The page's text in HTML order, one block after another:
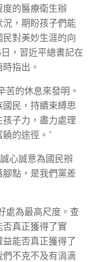
的醫療衛生辦
，期盼孩子們能
對美妙生涯的向
，習近平總書記在
指出。
苦的休息來發明。
民，持續束縛思
子力，盡力處理
的途徑。”
心誠意為國民辦
點，是我們黨差
處為最高尺度。查
真正獲得了實
能否真正獲得了
不克不及有涓滴